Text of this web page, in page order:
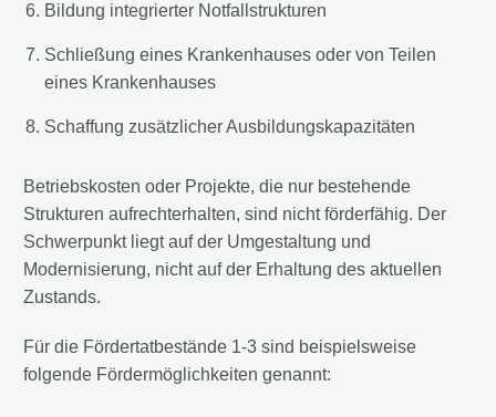
Bildung integrierter Notfallstrukturen
Schließung eines Krankenhauses oder von Teilen
eines Krankenhauses
Schaffung zusätzlicher Ausbildungskapazitäten
Betriebskosten oder Projekte, die nur bestehende
Strukturen aufrechterhalten, sind nicht förderfähig. Der
Schwerpunkt liegt auf der Umgestaltung und
Modernisierung, nicht auf der Erhaltung des aktuellen
Zustands.
Für die Fördertatbestände 1-3 sind beispielsweise
folgende Fördermöglichkeiten genannt: